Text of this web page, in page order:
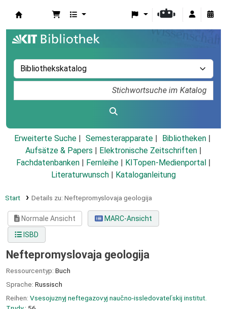
Erweiterte Suche Semesterapparate
Bibliotheken
Aufsätze & Papers
Elektronische Zeitschriften
Fachdatenbanken
Fernleihe KITopen-Medienportal
Literaturwunsch
Kataloganleitung
Start Details zu: Neftepromyslovaja geologija
Normale Ansicht
MARC-Ansicht
ISBD
Neftepromyslovaja geologija
Ressourcentyp: Buch
Sprache: Russisch
Reihen: Vsesojuznyj neftegazovyj naučno-issledovatelʹskij institut.